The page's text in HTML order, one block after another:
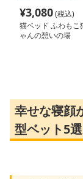
¥3,080(税込)
猫ベッド ふわもこ
ゃんの憩いの場
幸せな寝顔
型ベット5選